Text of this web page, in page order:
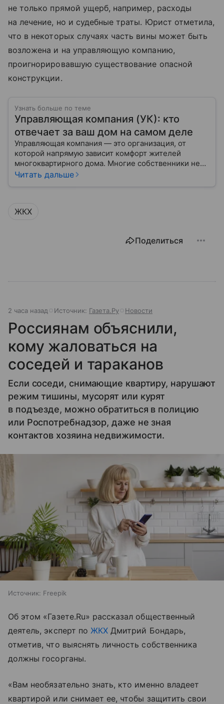
не только прямой ущерб, например, расходы
на лечение, но и судебные траты. Юрист отметила,
что в некоторых случаях часть вины может быть
возложена и на управляющую компанию,
проигнорировавшую существование опасной
конструкции.
Узнать больше по теме
Управляющая компания (УК): кто
отвечает за ваш дом на самом деле
Управляющая компания — это организация, от
которой напрямую зависит комфорт жителей
многоквартирного дома. Многие собственники не
до конца понимают, какие именно услуги УК
Читать дальше
ЖКХ
Поделиться
2 часа назад Источник: Газета.Ру Новости
Россиянам объяснили,
кому жаловаться на
соседей и тараканов
Если соседи, снимающие квартиру, нарушают
режим тишины, мусорят или курят
в подъезде, можно обратиться в полицию
или Роспотребнадзор, даже не зная
контактов хозяина недвижимости.
Источник: Freepik
Об этом «Газете.Ru» рассказал общественный
деятель, эксперт по ЖКХ Дмитрий Бондарь,
отметив, что выяснять личность собственника
должны госорганы.
«Вам необязательно знать, кто именно владеет
квартирой или снимает ее, чтобы защитить свои